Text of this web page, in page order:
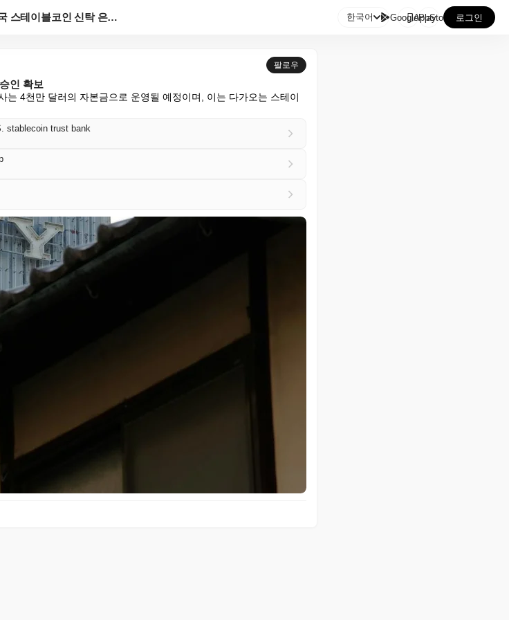
소니, 미국 스테이블코인 신탁 은행 설립 조건부 승인 ... 한국어 GooglePlay
AppStore 로그인
팔로우
인 확보
는 4천만 달러의 자본금으로 운영될 예정이며, 이는 다가오는 스테이
stablecoin trust bank